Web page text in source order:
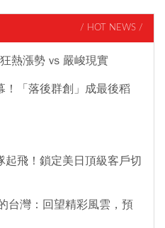
/ HOT NEWS /
熱漲勢 vs 嚴峻現實
！「落後群創」成最後稻
飛！鎖定美日頂級客戶切
台灣：回望精彩風雲，預